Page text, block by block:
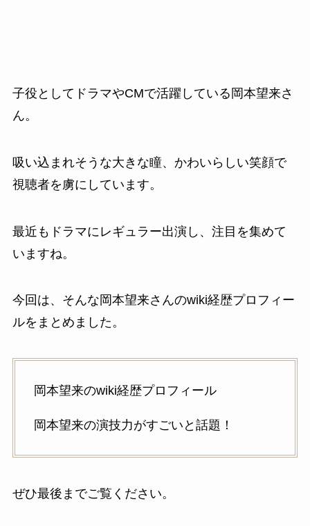
子役としてドラマやCMで活躍している岡本望来さ
ん。
吸い込まれそうな大きな瞳、かわいらしい笑顔で
視聴者を虜にしています。
最近もドラマにレギュラー出演し、注目を集めて
いますね。
今回は、そんな岡本望来さんのwiki経歴プロフィー
ルをまとめました。
岡本望来のwiki経歴プロフィール
岡本望来の演技力がすごいと話題！
ぜひ最後までご覧ください。